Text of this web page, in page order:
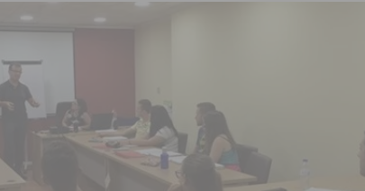
tradición y celebración
nuevos convenios de colaboración MONTESINOS